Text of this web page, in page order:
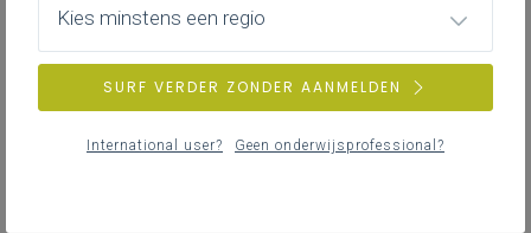
Kies minstens een regio
SURF VERDER ZONDER AANMELDEN
International user? Geen onderwijsprofessional?